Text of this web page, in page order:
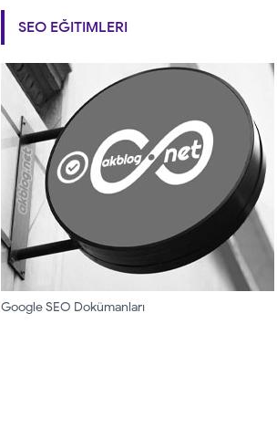
SEO EĞITIMLERI
Google SEO Dokümanları